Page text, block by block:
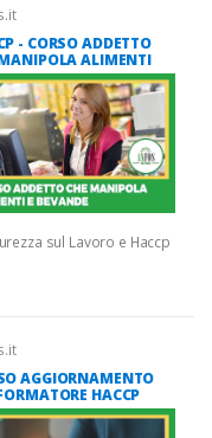
- CORSO ADDETTO
ALIMENTI
sul Lavoro e Haccp
AGGIORNAMENTO
HACCP